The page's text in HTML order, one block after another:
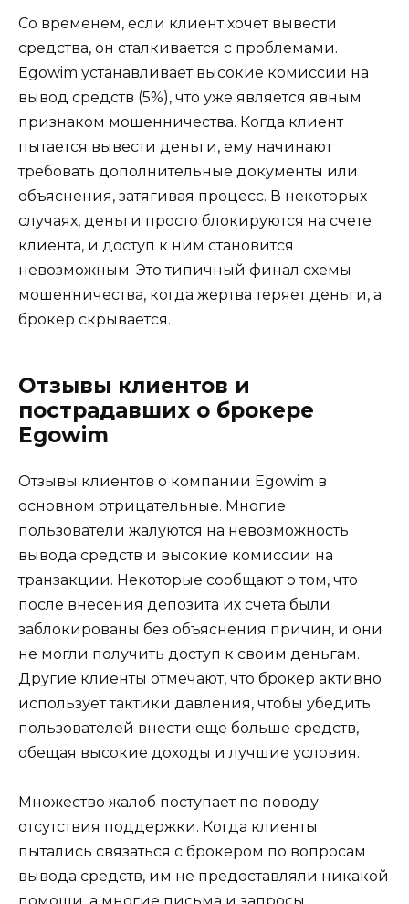
Со временем, если клиент хочет вывести
средства, он сталкивается с проблемами.
Egowim устанавливает высокие комиссии на
вывод средств (5%), что уже является явным
признаком мошенничества. Когда клиент
пытается вывести деньги, ему начинают
требовать дополнительные документы или
объяснения, затягивая процесс. В некоторых
случаях, деньги просто блокируются на счете
клиента, и доступ к ним становится
невозможным. Это типичный финал схемы
мошенничества, когда жертва теряет деньги, а
брокер скрывается.
Отзывы клиентов и
пострадавших о брокере
Egowim
Отзывы клиентов о компании Egowim в
основном отрицательные. Многие
пользователи жалуются на невозможность
вывода средств и высокие комиссии на
транзакции. Некоторые сообщают о том, что
после внесения депозита их счета были
заблокированы без объяснения причин, и они
не могли получить доступ к своим деньгам.
Другие клиенты отмечают, что брокер активно
использует тактики давления, чтобы убедить
пользователей внести еще больше средств,
обещая высокие доходы и лучшие условия.
Множество жалоб поступает по поводу
отсутствия поддержки. Когда клиенты
пытались связаться с брокером по вопросам
вывода средств, им не предоставляли никакой